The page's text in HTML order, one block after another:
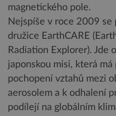
magnetického pole.
Nejspíše v roce 2009 se
družice EarthCARE
Radiation Explorer). Jde
japonskou misi, která
pochopení vztahů mezi
aerosolem a k odhalení
podílejí na globálním